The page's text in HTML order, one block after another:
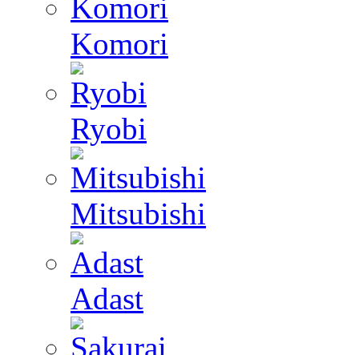
Komori
Ryobi
Mitsubishi
Adast